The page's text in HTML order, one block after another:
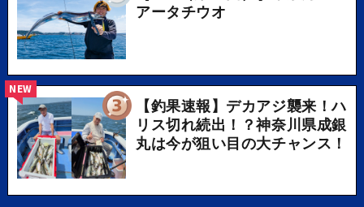
アータチウオ
【釣果速報】デカアジ襲来！ハ
リス切れ続出！？神奈川県成銀
丸は今が狙い目の大チャンス！
NEW